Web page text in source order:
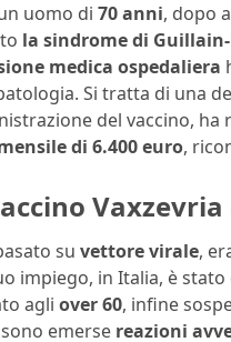
uomo di 70 anni, dopo
la sindrome di
medica ospedaliera
Si tratta di una
del vaccino, ha
di 6.400 euro,
su vettore virale,
impiego, in Italia, è
agli over 60, infine
emerse reazioni